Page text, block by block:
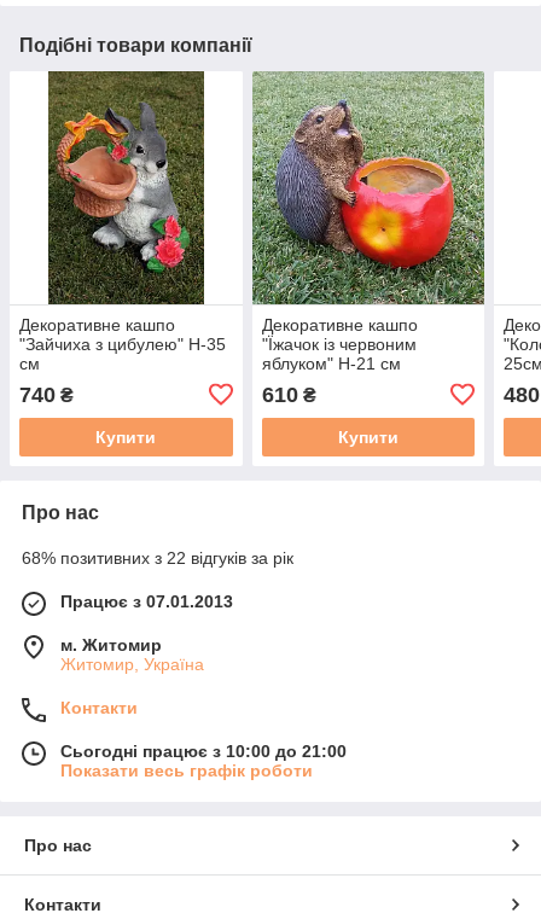
Подібні товари компанії
Декоративне кашпо
"Зайчиха з цибулею" H-35
см
740 ₴
Купити
Декоративне кашпо
"Їжачок із червоним
яблуком" H-21 см
610₴
Купити
480
Про нас
68% позитивних з 22 відгуків за рік
Працює з 07.01.2013
м. Житомир
Житомир, Україна
Контакти
Сьогодні працює з 10:00 до 21:00
Показати весь графік роботи
Про нас
Контакти